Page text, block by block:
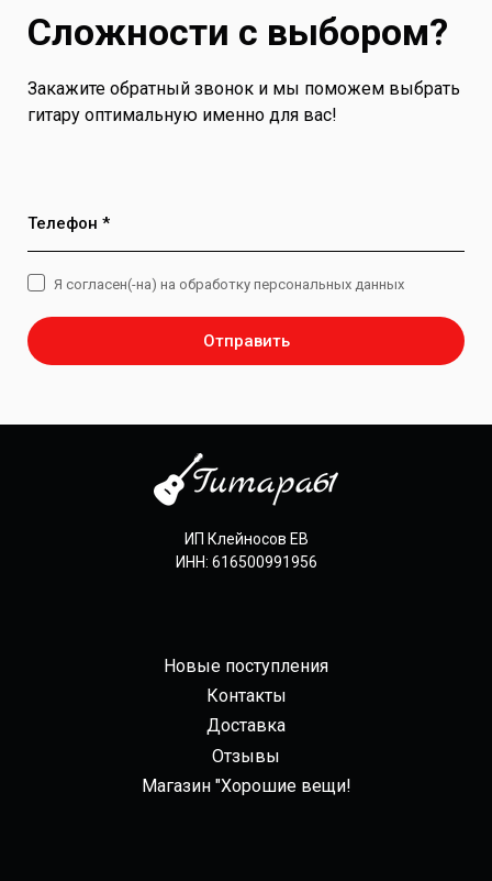
Сложности с выбором?
Закажите обратный звонок и мы поможем выбрать
гитару оптимальную именно для вас!
Телефон *
Отправить
Я согласен(-на) на обработку персональных данных
ИП Клейносов ЕВ
ИНН: 616500991956
Новые поступления
Контакты
Доставка
Отзывы
Магазин "Хорошие вещи!